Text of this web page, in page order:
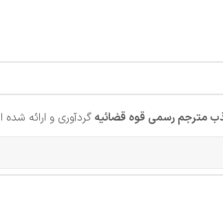
مترجم رسمی قوه قضائیه گردآوری و ارائه